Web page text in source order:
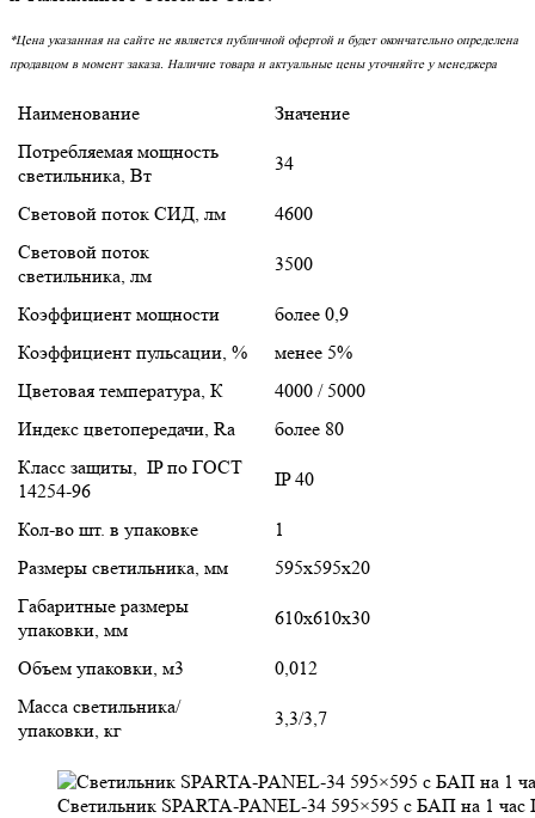
*Цена указанная на сайте не является публичной офертой и будет окончательно определена
продавцом в момент заказа. Наличие товара и актуальные цены уточняйте у менеджера
Наименование
Значение
Потребляемая мощность
светильника, Вт
34
Световой поток СИД, лм
4600
Световой поток
светильника, лм
3500
Коэффициент мощности
более 0,9
Коэффициент пульсации, %
менее 5%
Цветовая температура, К
4000 / 5000
Индекс цветопередачи, Ra
более 80
Класс защиты, IP по ГОСТ
14254-96
IP 40
Кол-во шт. в упаковке
1
Размеры светильника, мм
595х595х20
Габаритные размеры
упаковки, мм
610х610х30
Объем упаковки, м3
0,012
Масса светильника/
упаковки, кг
3,3/3,7
Светильник SPARTA-PANEL-34 595×595 c БАП на 1